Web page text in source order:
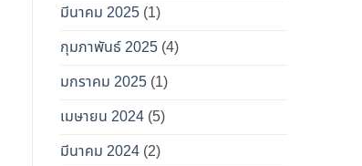
มีนาคม 2025 (1)
กุมภาพันธ์ 2025 (4)
มกราคม 2025 (1)
เมษายน 2024 (5)
มีนาคม 2024 (2)